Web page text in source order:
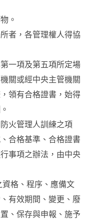
。
者，各管理權人得協
一項及第五項所定場
關或經中央主管機關
領有合格證書，始得
火管理人訓練之項
合格基準、合格證書
事項之辦法，由中央
格、程序、應備文
有效期間、變更、廢
、保存與申報、施予